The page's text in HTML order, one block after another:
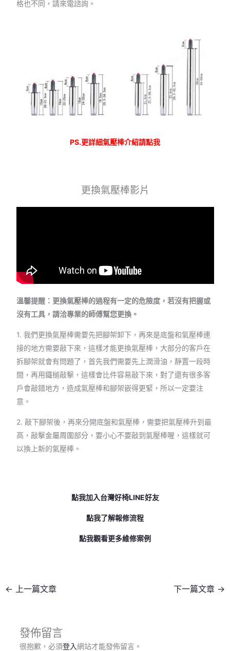
格也不同，請來電諮詢。
PS.更詳細氣壓棒介紹請點我
更換氣壓棒影片
溫馨提醒：更換氣壓棒的過程有一定的危險度，若沒有把握或
沒有工具，請洽專業的師傅幫您更換。
1. 我們更換氣壓棒需要先把腳架卸下，再來是底盤和氣壓棒連
接的地方需要敲下來，這樣才能更換氣壓棒，大部分的客戶在
拆腳架就會有問題了，首先我們需要先上潤滑油，靜置一段時
間，再用鐵槌敲擊，這樣會比件容易敲下來，對了還有很多客
戶會敲錯地方，造成氣壓棒和腳架嵌得更緊，所以一定要注
意。
2. 敲下腳架後，再來分開底盤和氣壓棒，需要把氣壓棒升到最
高，敲擊金屬周圍部分，要小心不要敲到氣壓棒喔，這樣就可
以換上新的氣壓棒。
點我加入台灣好椅LINE好友
點我了解報修流程
點我觀看更多維修案例
← 上一篇文章 下一篇文章 →
發佈留言
很抱歉，必須登入網站才能發佈留言。